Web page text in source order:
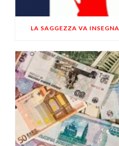
LA SAGGEZZA VA